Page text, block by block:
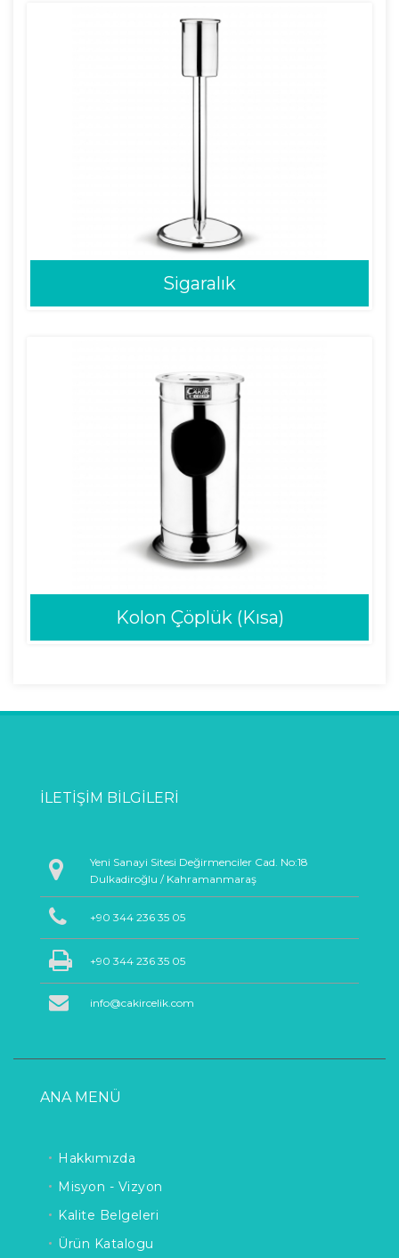
Sigaralık
Kolon Çöplük (Kısa)
İLETIŞIM BILGILERI
Yeni Sanayi Sitesi Değirmenciler Cad. No:18
Dulkadiroğlu / Kahramanmaraş
+90 344 236 35 05
+90 344 236 35 05
info@cakircelik.com
ANA MENÜ
Hakkımızda
Misyon - Vizyon
Kalite Belgeleri
Ürün Katalogu